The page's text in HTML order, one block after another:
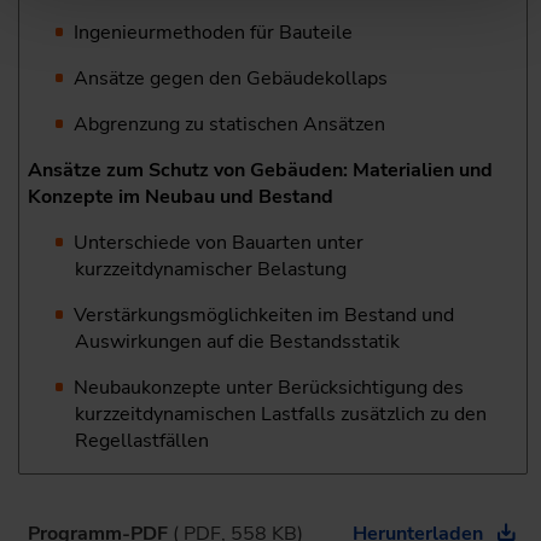
Ingenieurmethoden für Bauteile
Ansätze gegen den Gebäudekollaps
Abgrenzung zu statischen Ansätzen
Ansätze zum Schutz von Gebäuden: Materialien und
Konzepte im Neubau und Bestand
Unterschiede von Bauarten unter
kurzzeitdynamischer Belastung
Verstärkungsmöglichkeiten im Bestand und
Auswirkungen auf die Bestandsstatik
Neubaukonzepte unter Berücksichtigung des
kurzzeitdynamischen Lastfalls zusätzlich zu den
Regellastfällen
Programm-PDF ( PDF, 558 KB) Herunterladen